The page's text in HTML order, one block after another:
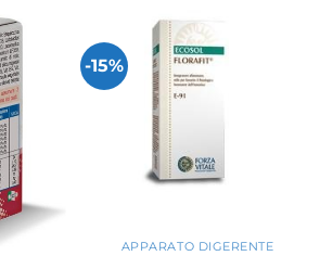
-15%
APPARATO DIGERENTE